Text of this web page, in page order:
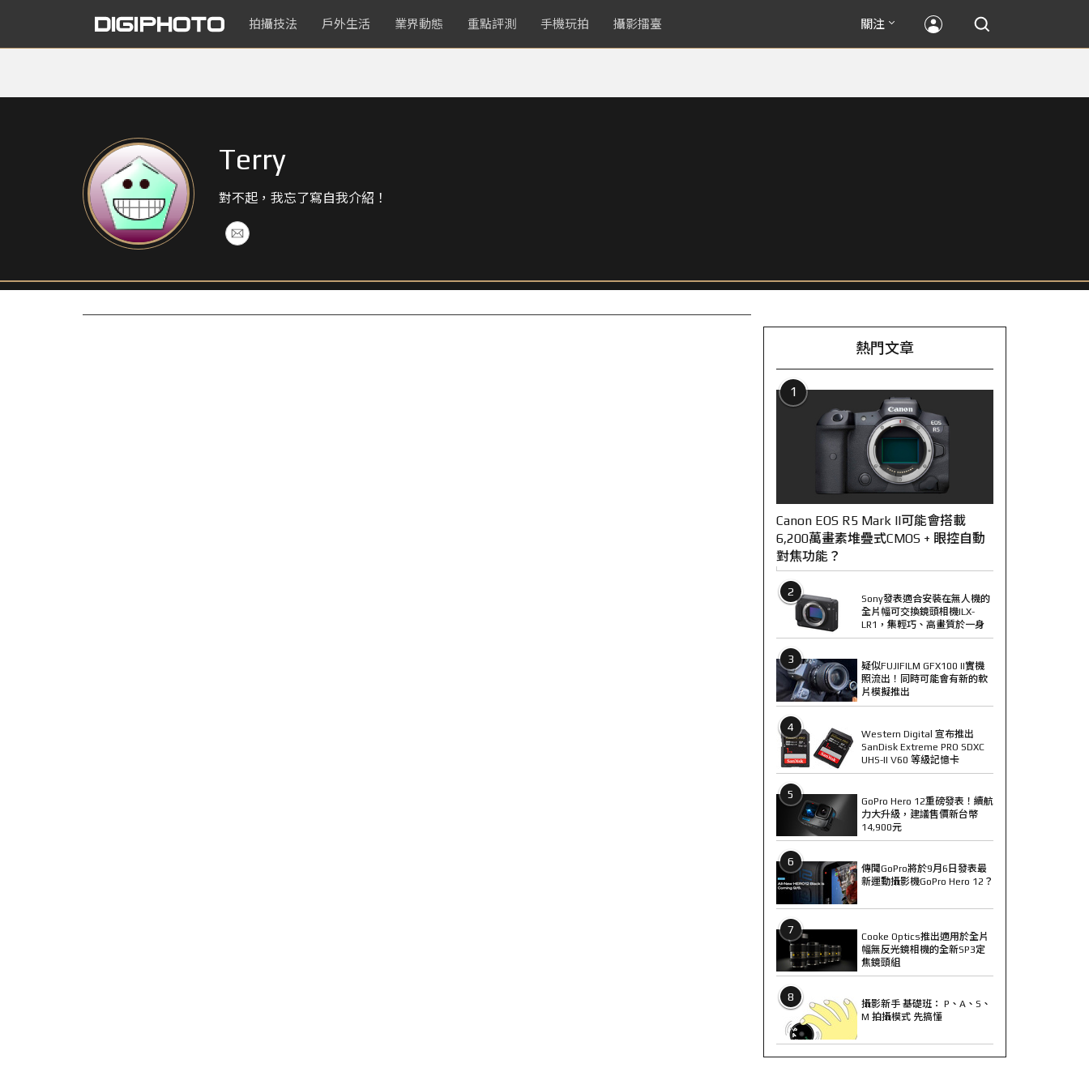
拍攝技法 戶外生活 業界動態 重點評測 手機玩拍 攝影擂臺 關注
Terry
對不起，我忘了寫自我介紹！
熱門文章
1
Canon EOS R5 Mark II可能會搭載
6,200萬畫素堆疊式CMOS + 眼控自動
對焦功能？
2
Sony發表適合安裝在無人機的
全片幅可交換鏡頭相機ILX-
LR1，集輕巧、高畫質於一身
3
疑似FUJIFILM GFX100 II實機
照流出！同時可能會有新的軟
片模擬推出
4
Western Digital 宣布推出
SanDisk Extreme PRO SDXC
UHS-II V60 等級記憶卡
5
GoPro Hero 12重磅發表！續航
力大升級，建議售價新台幣
14,900元
6
傳聞GoPro將於9月6日發表最
新運動攝影機GoPro Hero 12？
7
Cooke Optics推出適用於全片
幅無反光鏡相機的全新SP3定
焦鏡頭組
8
攝影新手 基礎班： P、A、S、
M 拍攝模式 先搞懂